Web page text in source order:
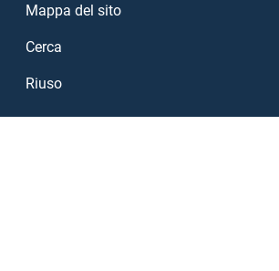
Mappa del sito
Cerca
Riuso